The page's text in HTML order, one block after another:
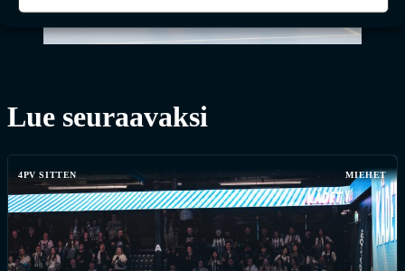
Lue seuraavaksi
4PV SITTEN MIEHET